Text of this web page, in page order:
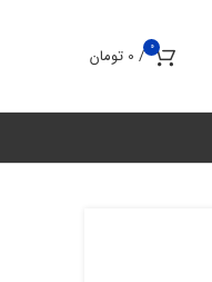
0
/
0 تومان